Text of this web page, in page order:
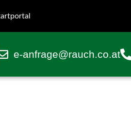
e-anfrage@rauch.co.at